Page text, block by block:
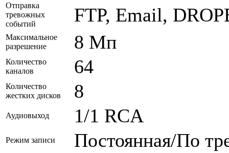
Отправка
тревожных
событий
FTP, Email,
Максимальное
разрешение
8 Мп
Количество
каналов
64
Количество
жестких дисков
8
Аудиовыход 1/1 RCA
Режим записи Постоянная/По